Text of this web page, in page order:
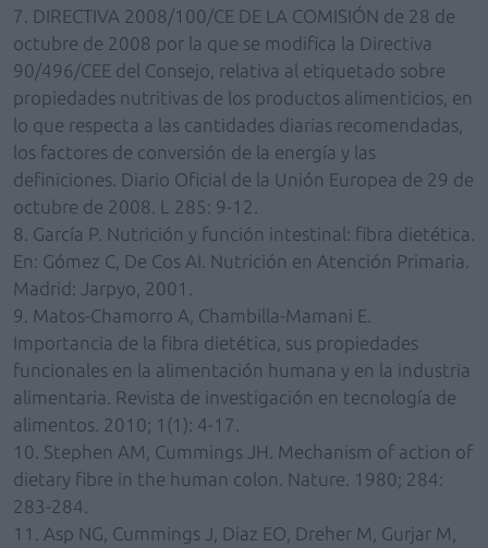
7. DIRECTIVA 2008/100/CE DE LA COMISIÓN de 28 de
octubre de 2008 por la que se modifica la Directiva
90/496/CEE del Consejo, relativa al etiquetado sobre
propiedades nutritivas de los productos alimenticios, en
lo que respecta a las cantidades diarias recomendadas,
los factores de conversión de la energía y las
definiciones. Diario Oficial de la Unión Europea de 29 de
octubre de 2008. L 285: 9-12.
8. García P. Nutrición y función intestinal: fibra dietética.
En: Gómez C, De Cos AI. Nutrición en Atención Primaria.
Madrid: Jarpyo, 2001.
9. Matos-Chamorro A, Chambilla-Mamani E.
Importancia de la fibra dietética, sus propiedades
funcionales en la alimentación humana y en la industria
alimentaria. Revista de investigación en tecnología de
alimentos. 2010; 1(1): 4-17.
10. Stephen AM, Cummings JH. Mechanism of action of
dietary fibre in the human colon. Nature. 1980; 284:
283-284.
11. Asp NG, Cummings J, Diaz EO, Dreher M, Gurjar M,